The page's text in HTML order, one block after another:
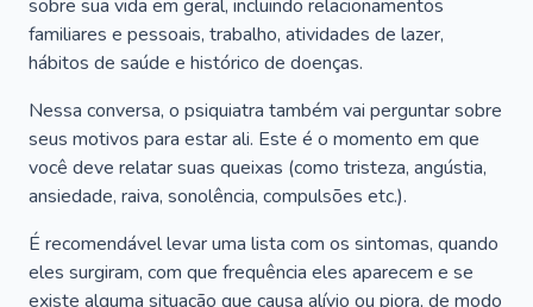
sobre sua vida em geral, incluindo relacionamentos
familiares e pessoais, trabalho, atividades de lazer,
hábitos de saúde e histórico de doenças.
Nessa conversa, o psiquiatra também vai perguntar sobre
seus motivos para estar ali. Este é o momento em que
você deve relatar suas queixas (como tristeza, angústia,
ansiedade, raiva, sonolência, compulsões etc.).
É recomendável levar uma lista com os sintomas, quando
eles surgiram, com que frequência eles aparecem e se
existe alguma situação que causa alívio ou piora, de modo